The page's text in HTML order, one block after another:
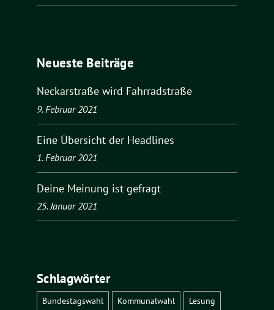
Neueste Beiträge
Neckarstraße wird Fahrradstraße
9. Februar 2021
Eine Übersicht der Headlines
1. Februar 2021
Deine Meinung ist gefragt
25. Januar 2021
Schlagwörter
Bundestagswahl Kommunalwahl Lesung